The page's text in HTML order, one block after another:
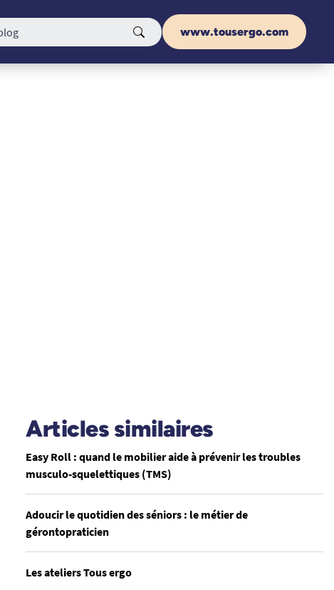
www.tousergo.com
Articles similaires
Easy Roll : quand le mobilier aide à prévenir les troubles
musculo-squelettiques (TMS)
Adoucir le quotidien des séniors : le métier de
gérontopraticien
Les ateliers Tous ergo